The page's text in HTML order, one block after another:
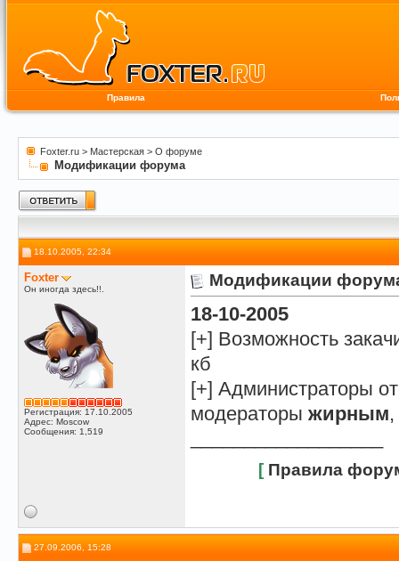
Правила
Foxter.ru > Мастерская > О форуме
Модификации форума
18.10.2005, 22:34
Foxter
Он иногда здесь!!.
Регистрация: 17.10.2005
Адрес: Moscow
Сообщения: 1,519
Модификации
18-10-2005
[+] Возможность
кб
[+] Администраторы
модераторы жирным
[ Правила
27.09.2006, 15:28